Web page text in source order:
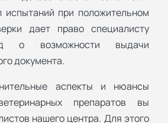
испытаний при положительном
дает право специалисту
о возможности выдачи
документа.
аспекты и нюансы
препаратов вы
нашего центра. Для этого